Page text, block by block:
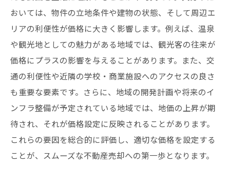
おいては、物件の立地条件や建物の状態、そして周辺エ
リアの利便性が価格に大きく影響します。例えば、温泉
や観光地としての魅力がある地域では、観光客の往来が
価格にプラスの影響を与えることがあります。また、交
通の利便性や近隣の学校・商業施設へのアクセスの良さ
も重要な要素です。さらに、地域の開発計画や将来のイ
ンフラ整備が予定されている地域では、地価の上昇が期
待され、それが価格設定に反映されることがあります。
これらの要因を総合的に評価し、適切な価格を設定する
ことが、スムーズな不動産売却への第一歩となります。